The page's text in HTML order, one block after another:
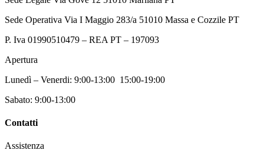
Sede Operativa Via I Maggio 283/a 51010 Massa e Cozzile PT
P. Iva 01990510479 – REA PT – 197093
Apertura
Lunedì – Venerdi: 9:00-13:00 15:00-19:00
Sabato: 9:00-13:00
Contatti
Assistenza